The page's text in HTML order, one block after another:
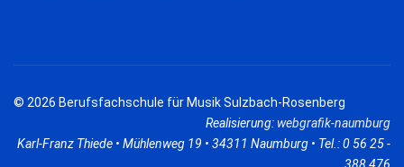
© 2026 Berufsfachschule für Musik Sulzbach-Rosenberg
Realisierung: webgrafik-naumburg
Karl-Franz Thiede • Mühlenweg 19 • 34311 Naumburg • Tel.: 0 56 25 -